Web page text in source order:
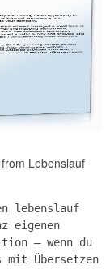
Lebenslauf
lebenslauf
eigenen
– wenn du
Übersetzen